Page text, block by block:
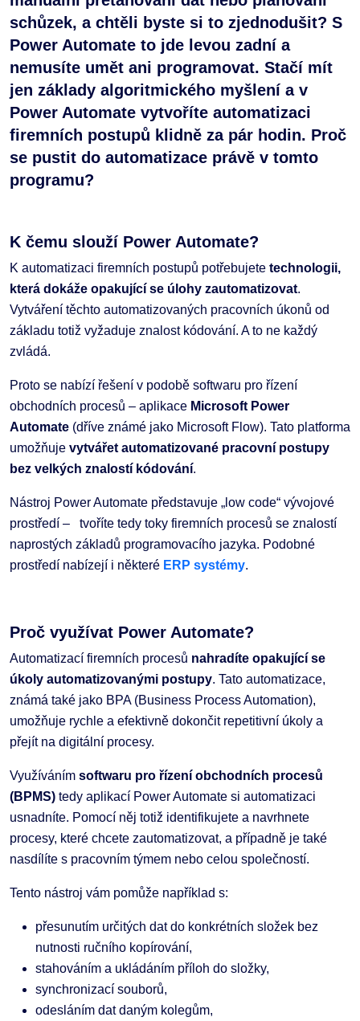
schůzek, a chtěli byste si to zjednodušit? S
Power Automate to jde levou zadní a
nemusíte umět ani programovat. Stačí mít
jen základy algoritmického myšlení a v
Power Automate vytvoříte automatizaci
firemních postupů klidně za pár hodin. Proč
se pustit do automatizace právě v tomto
programu?
K čemu slouží Power Automate?
K automatizaci firemních postupů potřebujete technologii,
která dokáže opakující se úlohy zautomatizovat.
Vytváření těchto automatizovaných pracovních úkonů od
základu totiž vyžaduje znalost kódování. A to ne každý
zvládá.
Proto se nabízí řešení v podobě softwaru pro řízení
obchodních procesů – aplikace Microsoft Power
Automate (dříve známé jako Microsoft Flow). Tato platforma
umožňuje vytvářet automatizované pracovní postupy
bez velkých znalostí kódování.
Nástroj Power Automate představuje „low code“ vývojové
prostředí – tvoříte tedy toky firemních procesů se znalostí
naprostých základů programovacího jazyka. Podobné
prostředí nabízejí i některé ERP systémy.
Proč využívat Power Automate?
Automatizací firemních procesů nahradíte opakující se
úkoly automatizovanými postupy. Tato automatizace,
známá také jako BPA (Business Process Automation),
umožňuje rychle a efektivně dokončit repetitivní úkoly a
přejít na digitální procesy.
Využíváním softwaru pro řízení obchodních procesů
(BPMS) tedy aplikací Power Automate si automatizaci
usnadníte. Pomocí něj totiž identifikujete a navrhnete
procesy, které chcete zautomatizovat, a případně je také
nasdílíte s pracovním týmem nebo celou společností.
Tento nástroj vám pomůže například s:
přesunutím určitých dat do konkrétních složek bez
nutnosti ručního kopírování,
stahováním a ukládáním příloh do složky,
synchronizací souborů,
odesláním dat daným kolegům,